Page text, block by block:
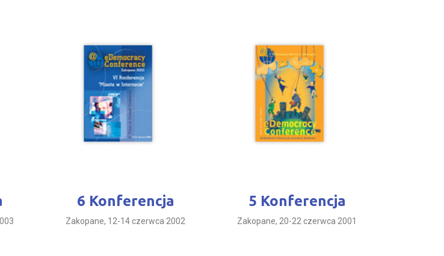
6 Konferencja
Zakopane, 12-14 czerwca 2002
5 Konferencja
Zakopane, 20-22 czerwca 2001